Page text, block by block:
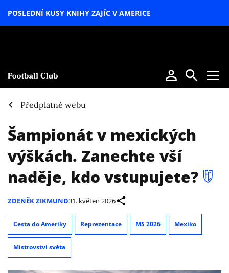
POSLEDNÍ KUSY KNIHY ZAJÍC V AMERICE
Předplatné webu
Šampionát v mexických
výškách. Zanechte vší
naděje, kdo vstupujete?
ZDENĚK ZIKMUND31. květen 2026
Cesta do Ameriky Reprezentace MS 2026 Mexiko
Mistrovství světa